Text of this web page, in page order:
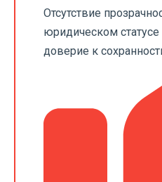
Отсутствие
юридическом
доверие к